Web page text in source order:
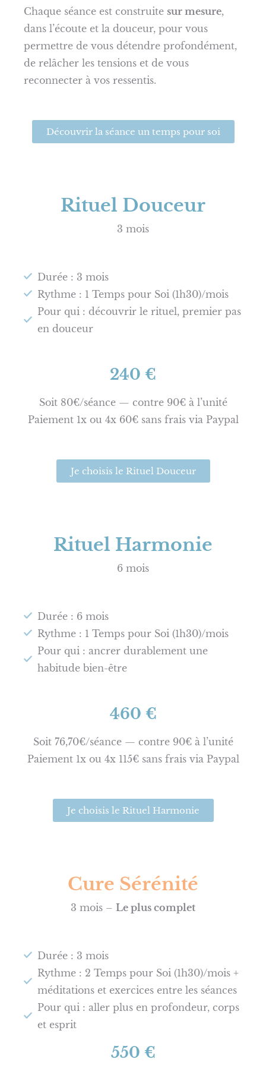
Chaque séance est construite sur mesure,
dans l’écoute et la douceur, pour vous
permettre de vous détendre profondément,
de relâcher les tensions et de vous
reconnecter à vos ressentis.
Découvrir la séance un temps pour soi
Rituel Douceur
3 mois
Durée : 3 mois
Rythme : 1 Temps pour Soi (1h30)/mois
Pour qui : découvrir le rituel, premier pas
en douceur
240 €
Soit 80€/séance — contre 90€ à l’unité
Paiement 1x ou 4x 60€ sans frais via Paypal
Je choisis le Rituel Douceur
Rituel Harmonie
6 mois
Durée : 6 mois
Rythme : 1 Temps pour Soi (1h30)/mois
Pour qui : ancrer durablement une
habitude bien-être
460 €
Soit 76,70€/séance — contre 90€ à l’unité
Paiement 1x ou 4x 115€ sans frais via Paypal
Je choisis le Rituel Harmonie
Cure Sérénité
3 mois – Le plus complet
Durée : 3 mois
Rythme : 2 Temps pour Soi (1h30)/mois +
méditations et exercices entre les séances
Pour qui : aller plus en profondeur, corps
et esprit
550 €